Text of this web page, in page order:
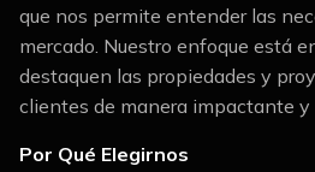
que nos permite entender las
mercado. Nuestro enfoque está
destaquen las propiedades y
clientes de manera impactante y
Por Qué Elegirnos